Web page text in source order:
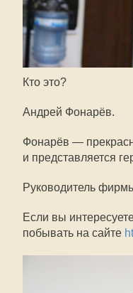
Кто это?
Андрей Фонарёв.
Фонарёв —
и представляется
Руководитель
Если вы
побывать на сайте